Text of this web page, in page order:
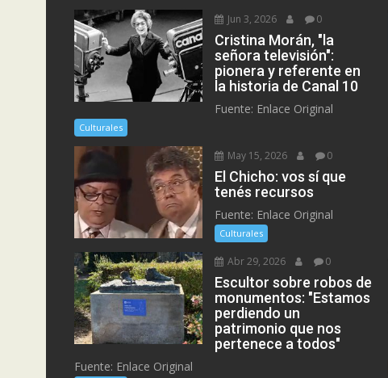
Jun 3, 2026 0
Cristina Morán, "la
señora televisión":
pionera y referente en
la historia de Canal 10
Fuente: Enlace Original
Culturales
May 15, 2026 0
El Chicho: vos sí que
tenés recursos
Fuente: Enlace Original
Culturales
Abr 29, 2026 0
Escultor sobre robos de
monumentos: "Estamos
perdiendo un
patrimonio que nos
pertenece a todos"
Fuente: Enlace Original